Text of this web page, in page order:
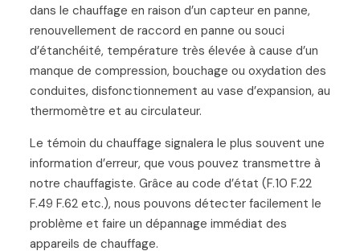
dans le chauffage en raison d’un capteur en panne,
renouvellement de raccord en panne ou souci
d’étanchéité, température très élevée à cause d’un
manque de compression, bouchage ou oxydation des
conduites, disfonctionnement au vase d’expansion, au
thermomètre et au circulateur.
Le témoin du chauffage signalera le plus souvent une
information d’erreur, que vous pouvez transmettre à
notre chauffagiste. Grâce au code d’état (F.10 F.22
F.49 F.62 etc.), nous pouvons détecter facilement le
problème et faire un dépannage immédiat des
appareils de chauffage.